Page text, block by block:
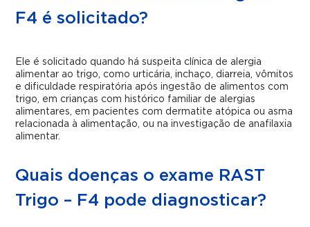
F4 é solicitado?
Ele é solicitado quando há suspeita clínica de alergia
alimentar ao trigo, como urticária, inchaço, diarreia, vômitos
e dificuldade respiratória após ingestão de alimentos com
trigo, em crianças com histórico familiar de alergias
alimentares, em pacientes com dermatite atópica ou asma
relacionada à alimentação, ou na investigação de anafilaxia
alimentar.
Quais doenças o exame RAST
Trigo – F4 pode diagnosticar?